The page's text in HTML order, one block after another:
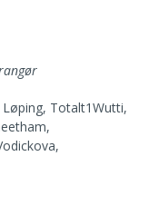
Løping, Totalt1Wutti,